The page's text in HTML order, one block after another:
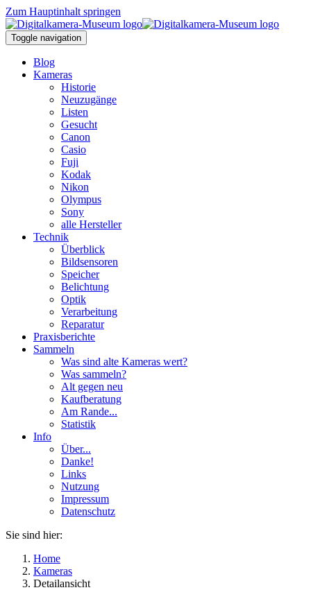
Zum Hauptinhalt springen
Toggle navigation
Blog
Kameras
Historie
Neuzugänge
Listen
Gesucht
Canon
Casio
Fuji
Kodak
Nikon
Olympus
Sony
alle Hersteller
Technik
Überblick
Bildsensoren
Speicher
Belichtung
Optik
Verarbeitung
Reparatur
Praxisberichte
Sammeln
Was sind alte Kameras wert?
Was sammeln?
Alt gegen neu
Kaufberatung
Am Rande...
Statistik
Info
Über...
Danke!
Links
Nutzung
Impressum
Datenschutz
Sie sind hier:
Home
Kameras
Detailansicht